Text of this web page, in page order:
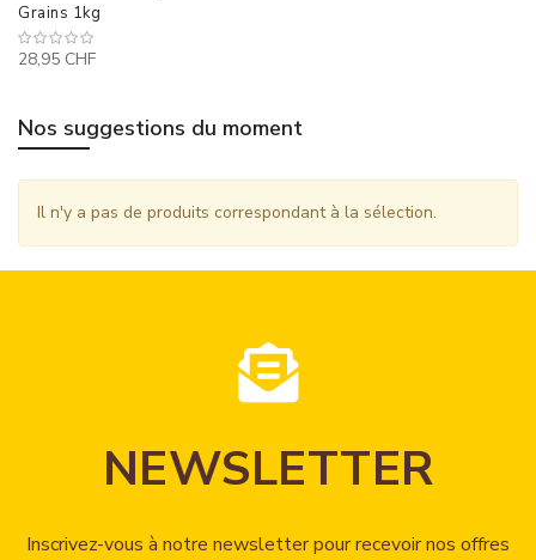
Grains 1kg
28,95 CHF
Nos suggestions du moment
Il n'y a pas de produits correspondant à la sélection.
NEWSLETTER
Inscrivez-vous à notre newsletter pour recevoir nos offres